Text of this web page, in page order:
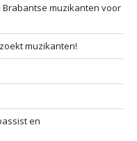
muzikanten voor
muzikanten!
en